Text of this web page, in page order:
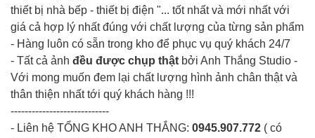
thiết bị nhà bếp - thiết bị điện "... tốt nhất và mới nhất với
giá cả hợp lý nhất đúng với chất lượng của từng sản phẩm
- Hàng luôn có sẵn trong kho để phục vụ quý khách 24/7
- Tất cả ảnh đều được chụp thật bởi Anh Thắng Studio -
Với mong muốn đem lại chất lượng hình ảnh chân thật và
thân thiện nhất tới quý khách hàng !!!
----------------------------
- Liên hệ TỔNG KHO ANH THẮNG: 0945.907.772 ( có